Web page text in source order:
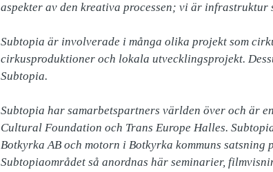
aspekter av den kreativa processen; vi är
Subtopia är involverade i många olika projekt som
cirkusproduktioner och lokala utvecklingsprojekt.
Subtopia.
Subtopia har samarbetspartners världen över och är
Cultural Foundation och Trans Europe Halles.
Botkyrka AB och motorn i Botkyrka kommuns
Subtopiaområdet så anordnas här seminarier,